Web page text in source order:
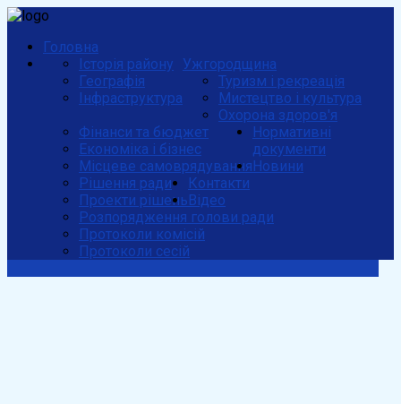
Головна
Ужгородщина
Історія району
Географія
Інфраструктура
Туризм і рекреація
Мистецтво і культура
Охорона здоров'я
Фінанси та бюджет
Економіка і бізнес
Місцеве самоврядування
Нормативні
документи
Рішення ради
Проекти рішень
Розпорядження голови ради
Протоколи комісій
Протоколи сесій
Новини
Контакти
Відео